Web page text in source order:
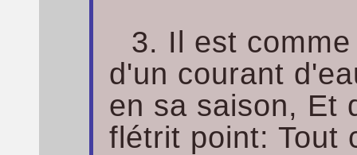
3. Il est
d'un courant
en sa saison, Et
flétrit point: Tout